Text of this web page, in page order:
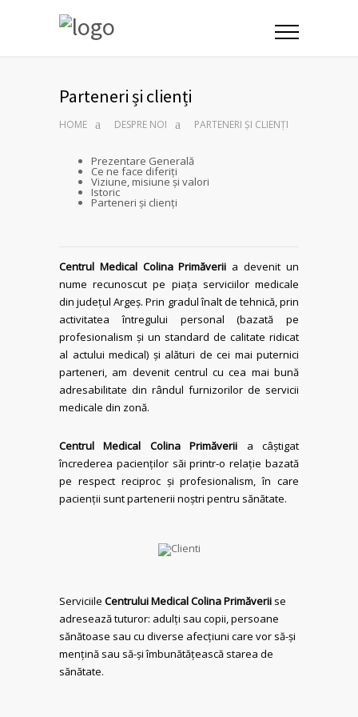
Parteneri și clienți
HOME DESPRE NOI PARTENERI ȘI CLIENȚI
Prezentare Generală
Ce ne face diferiți
Viziune, misiune și valori
Istoric
Parteneri și clienți
Centrul Medical Colina Primăverii a devenit un
nume recunoscut pe piața serviciilor medicale
din județul Argeș. Prin gradul înalt de tehnică, prin
activitatea întregului personal (bazată pe
profesionalism și un standard de calitate ridicat
al actului medical) și alături de cei mai puternici
parteneri, am devenit centrul cu cea mai bună
adresabilitate din rândul furnizorilor de servicii
medicale din zonă.
Centrul Medical Colina Primăverii a câștigat
încrederea pacienților săi printr-o relație bazată
pe respect reciproc și profesionalism, în care
pacienții sunt partenerii noștri pentru sănătate.
Serviciile Centrului Medical Colina Primăverii se
adresează tuturor: adulți sau copii, persoane
sănătoase sau cu diverse afecțiuni care vor să-și
mențină sau să-și îmbunătățească starea de
sănătate.